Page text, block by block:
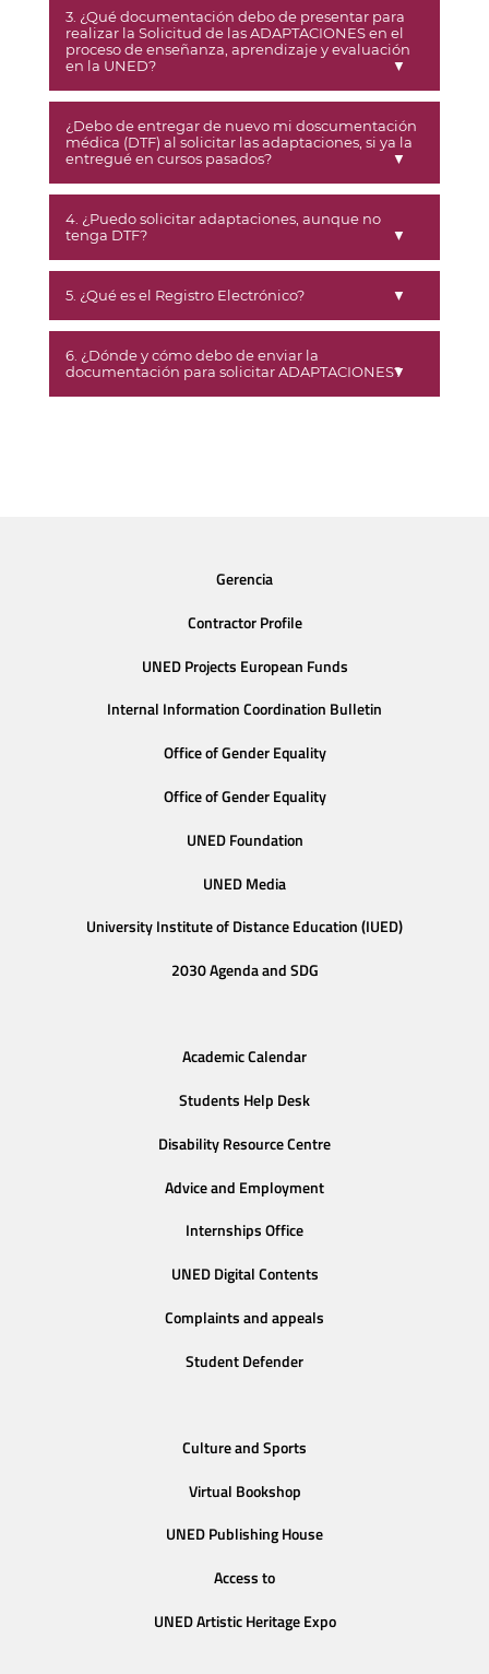
3. ¿Qué documentación debo de presentar para
realizar la Solicitud de las ADAPTACIONES en el
proceso de enseñanza, aprendizaje y evaluación
en la UNED?
¿Debo de entregar de nuevo mi doscumentación
médica (DTF) al solicitar las adaptaciones, si ya la
entregué en cursos pasados?
4. ¿Puedo solicitar adaptaciones, aunque no
tenga DTF?
5. ¿Qué es el Registro Electrónico?
6. ¿Dónde y cómo debo de enviar la
documentación para solicitar ADAPTACIONES?
Gerencia
Contractor Profile
UNED Projects European Funds
Internal Information Coordination Bulletin
Office of Gender Equality
Office of Gender Equality
UNED Foundation
UNED Media
University Institute of Distance Education (IUED)
2030 Agenda and SDG
Academic Calendar
Students Help Desk
Disability Resource Centre
Advice and Employment
Internships Office
UNED Digital Contents
Complaints and appeals
Student Defender
Culture and Sports
Virtual Bookshop
UNED Publishing House
Access to
UNED Artistic Heritage Expo